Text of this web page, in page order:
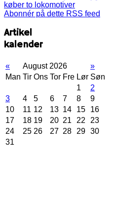
Abonnér på dette RSS feed
Artikel
kalender
« August 2026
»
Man Tir Ons Tor Fre Lør Søn
1
2
3
4 5 6 7 8
9
10
11 12 13 14 15
16
17
18 19 20 21 22
23
24
25 26 27 28 29 30
31